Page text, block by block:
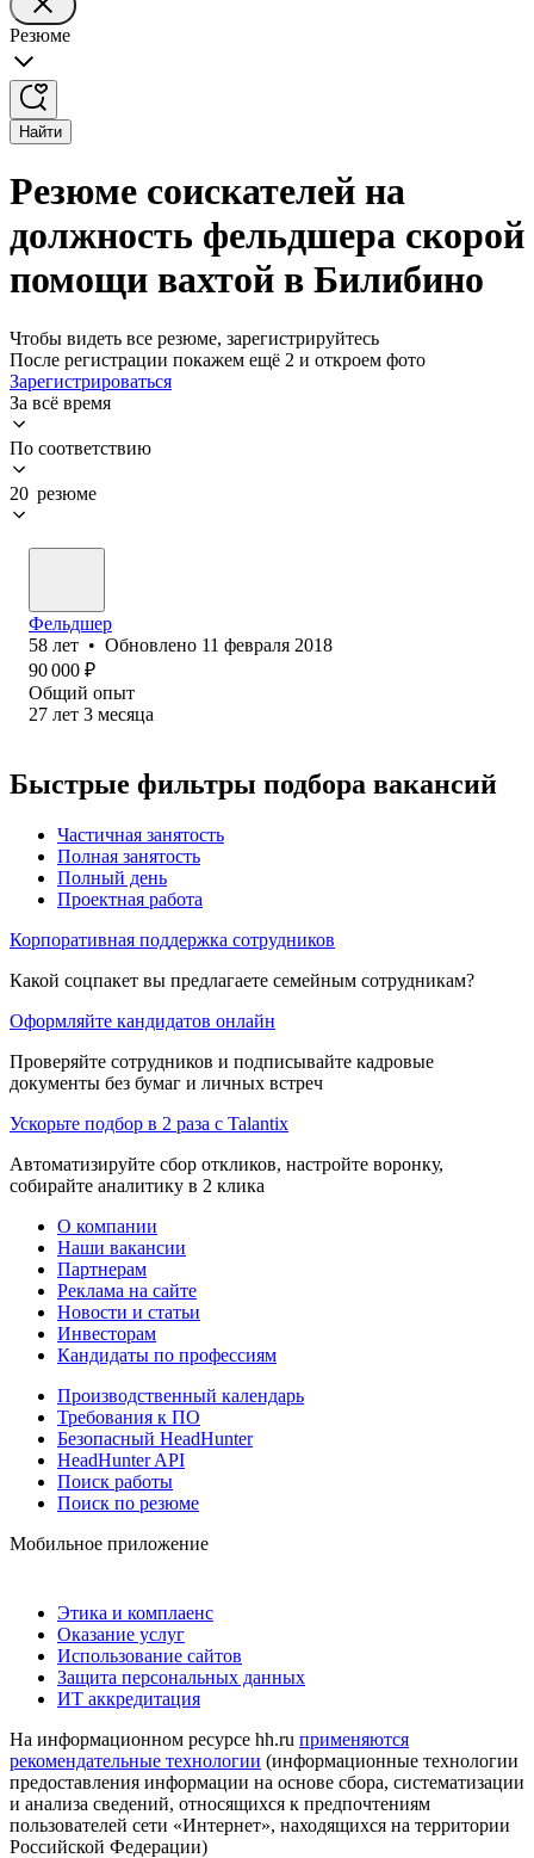
Резюме
Найти
Резюме соискателей на
должность фельдшера скорой
помощи вахтой в Билибино
Чтобы видеть все резюме, зарегистрируйтесь
После регистрации покажем ещё 2 и откроем фото
Зарегистрироваться
За всё время
По соответствию
20 резюме
Фельдшер
58 лет • Обновлено 11 февраля 2018
90 000 ₽
Общий опыт
27 лет 3 месяца
Быстрые фильтры подбора вакансий
Частичная занятость
Полная занятость
Полный день
Проектная работа
Корпоративная поддержка сотрудников
Какой соцпакет вы предлагаете семейным сотрудникам?
Оформляйте кандидатов онлайн
Проверяйте сотрудников и подписывайте кадровые
документы без бумаг и личных встреч
Ускорьте подбор в 2 раза с Talantix
Автоматизируйте сбор откликов, настройте воронку,
собирайте аналитику в 2 клика
О компании
Наши вакансии
Партнерам
Реклама на сайте
Новости и статьи
Инвесторам
Кандидаты по профессиям
Производственный календарь
Требования к ПО
Безопасный HeadHunter
HeadHunter API
Поиск работы
Поиск по резюме
Мобильное приложение
Этика и комплаенс
Оказание услуг
Использование сайтов
Защита персональных данных
ИТ аккредитация
На информационном ресурсе hh.ru применяются
рекомендательные технологии (информационные технологии
предоставления информации на основе сбора, систематизации
и анализа сведений, относящихся к предпочтениям
пользователей сети «Интернет», находящихся на территории
Российской Федерации)